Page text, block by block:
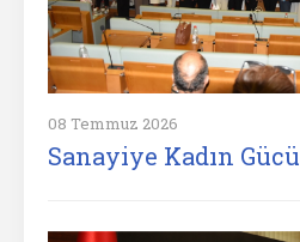
08 Temmuz 2026
Sanayiye Kadın Gücü